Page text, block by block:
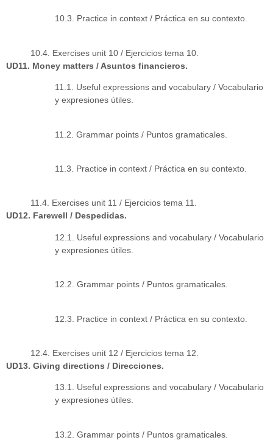
10.3. Practice in context / Práctica en su contexto.
10.4. Exercises unit 10 / Ejercicios tema 10.
UD11. Money matters / Asuntos financieros.
11.1. Useful expressions and vocabulary / Vocabulario
y expresiones útiles.
11.2. Grammar points / Puntos gramaticales.
11.3. Practice in context / Práctica en su contexto.
11.4. Exercises unit 11 / Ejercicios tema 11.
UD12. Farewell / Despedidas.
12.1. Useful expressions and vocabulary / Vocabulario
y expresiones útiles.
12.2. Grammar points / Puntos gramaticales.
12.3. Practice in context / Práctica en su contexto.
12.4. Exercises unit 12 / Ejercicios tema 12.
UD13. Giving directions / Direcciones.
13.1. Useful expressions and vocabulary / Vocabulario
y expresiones útiles.
13.2. Grammar points / Puntos gramaticales.